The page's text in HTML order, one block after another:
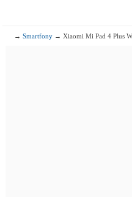
→Smartfony → Xiaomi Mi Pad 4 Plus